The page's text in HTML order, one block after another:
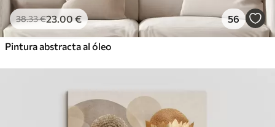
38.33€23.00€ 56
Pintura abstracta al óleo